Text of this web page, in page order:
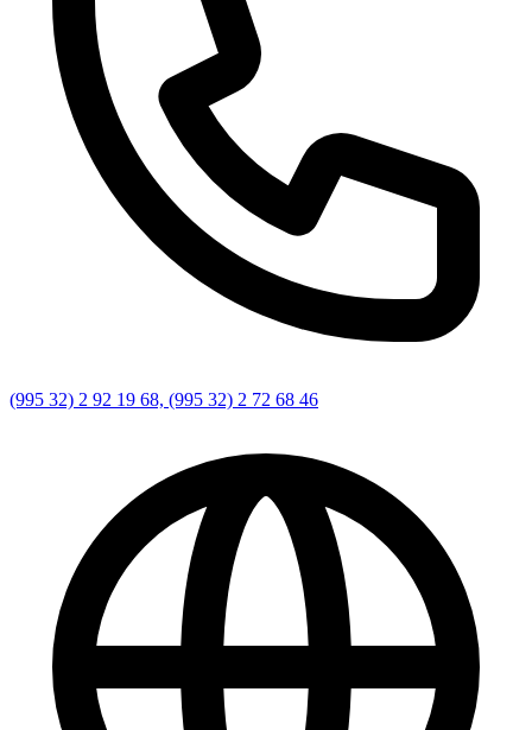
(995 32) 2 92 19 68, (995 32) 2 72 68 46